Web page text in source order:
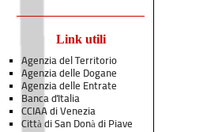
Link utili
Agenzia del Territorio
Agenzia delle Dogane
Agenzia delle Entrate
Banca d'Italia
CCIAA di Venezia
Città di San Donà di Piave